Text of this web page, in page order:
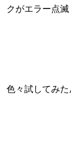
クがエラー点滅
色々試してみ